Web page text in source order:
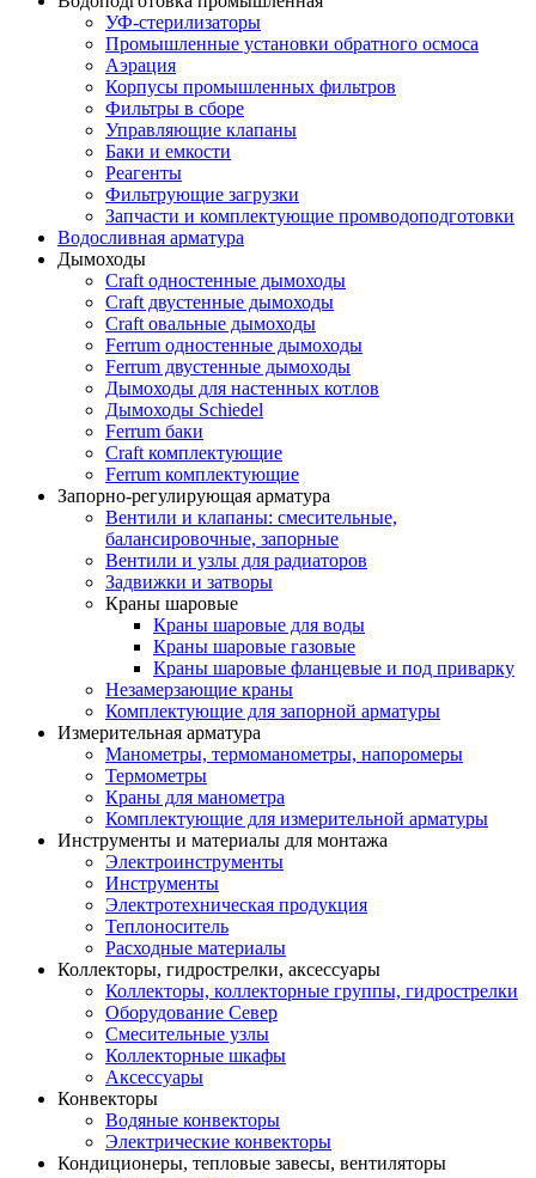
УФ-стерилизаторы
Промышленные установки обратного осмоса
Аэрация
Корпусы промышленных фильтров
Фильтры в сборе
Управляющие клапаны
Баки и емкости
Реагенты
Фильтрующие загрузки
Запчасти и комплектующие промводоподготовки
Водосливная арматура
Дымоходы
Craft одностенные дымоходы
Craft двустенные дымоходы
Craft овальные дымоходы
Ferrum одностенные дымоходы
Ferrum двустенные дымоходы
Дымоходы для настенных котлов
Дымоходы Schiedel
Ferrum баки
Craft комплектующие
Ferrum комплектующие
Запорно-регулирующая арматура
Вентили и клапаны: смесительные,
балансировочные, запорные
Вентили и узлы для радиаторов
Задвижки и затворы
Краны шаровые
Краны шаровые для воды
Краны шаровые газовые
Краны шаровые фланцевые и под приварку
Незамерзающие краны
Комплектующие для запорной арматуры
Измерительная арматура
Манометры, термоманометры, напоромеры
Термометры
Краны для манометра
Комплектующие для измерительной арматуры
Инструменты и материалы для монтажа
Электроинструменты
Инструменты
Электротехническая продукция
Теплоноситель
Расходные материалы
Коллекторы, гидрострелки, аксессуары
Коллекторы, коллекторные группы, гидрострелки
Оборудование Север
Смесительные узлы
Коллекторные шкафы
Аксессуары
Конвекторы
Водяные конвекторы
Электрические конвекторы
Кондиционеры, тепловые завесы, вентиляторы